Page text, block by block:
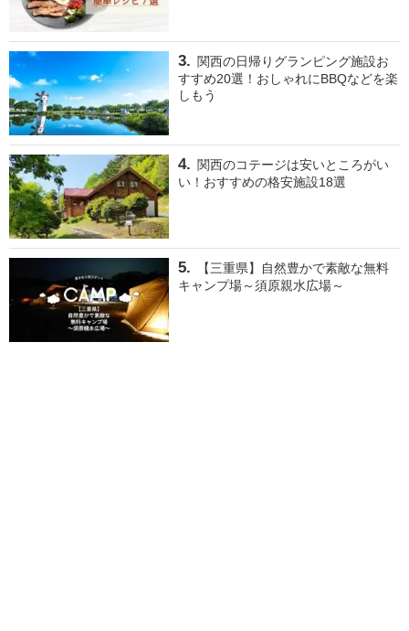
関西の日帰りグランピング施設お
すすめ20選！おしゃれにBBQなどを楽
しもう
関西のコテージは安いところがい
い！おすすめの格安施設18選
【三重県】自然豊かで素敵な無料
キャンプ場～須原親水広場～